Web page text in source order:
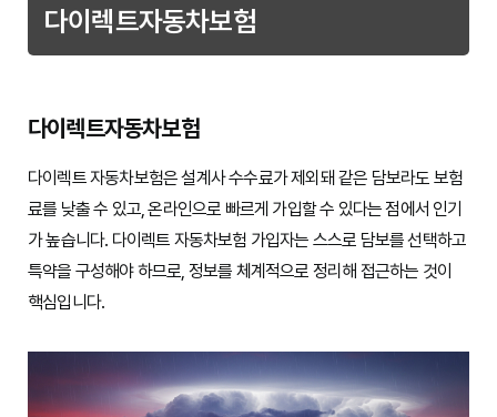
다이렉트자동차보험
다이렉트자동차보험
다이렉트 자동차보험은 설계사 수수료가 제외돼 같은 담보라도 보험
료를 낮출 수 있고, 온라인으로 빠르게 가입할 수 있다는 점에서 인기
가 높습니다. 다이렉트 자동차보험 가입자는 스스로 담보를 선택하고
특약을 구성해야 하므로, 정보를 체계적으로 정리해 접근하는 것이
핵심입니다.